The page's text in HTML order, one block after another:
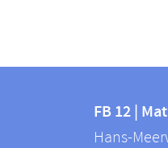
FB
FB 12 |
Hans-